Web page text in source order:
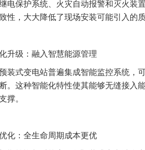
电保护系统、火灾自动报警和灭火装
性，大大降低了现场安装可能引入的
升级：融入智慧能源管理
装式变电站普遍集成智能监控系统，
。这种智能化特性使其能够无缝接入
撑。
化：全生命周期成本更优